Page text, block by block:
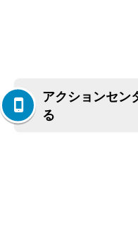
アクションセン
る